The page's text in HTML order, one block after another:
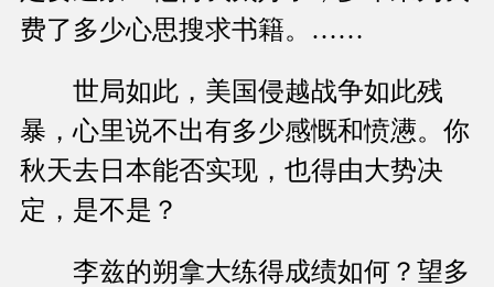
费了多少心思搜求书籍。……
世局如此，美国侵越战争如此残
暴，心里说不出有多少感慨和愤懑。你
秋天去日本能否实现，也得由大势决
定，是不是？
李兹的朔拿大练得成绩如何？望多